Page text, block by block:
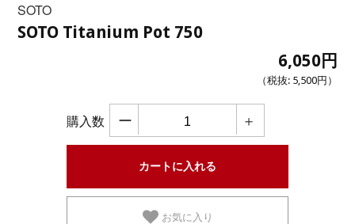
SOTO
SOTO Titanium Pot 750
6,050円
（税抜: 5,500円 ）
購入数 ー ＋
お気に入り